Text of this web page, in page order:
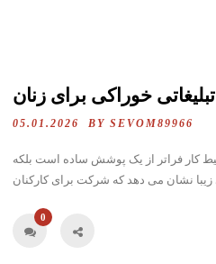
خوراکی برای زنان
05.01.2026 BY SEVOM89966
کار فراتر از یک پوشش ساده است بلکه
0